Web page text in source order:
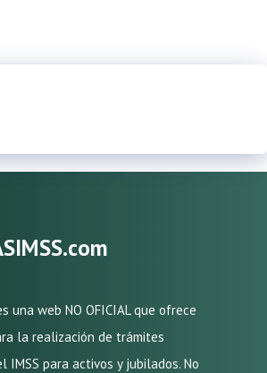
una web NO OFICIAL que ofrece
la realización de trámites
IMSS para activos y jubilados. No